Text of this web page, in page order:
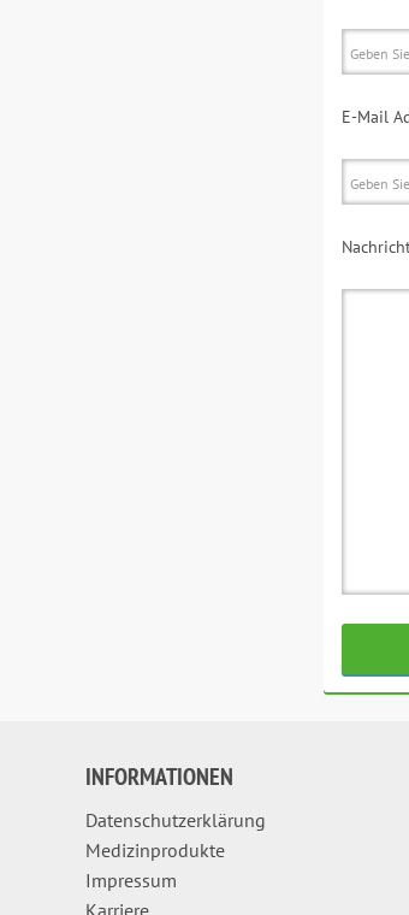
E-Mail
INFORMATIONEN
Datenschutzerklärung
Medizinprodukte
Impressum